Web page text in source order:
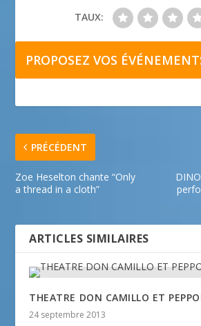
TAUX:
PROPOSEZ VOS
PRÉCÉDENT
Zoe Heselton chante “Only
a thread in a cloth”
ARTICLES SIMILAIRES
THEATRE DON CAMILLO ET
24 septembre 2013